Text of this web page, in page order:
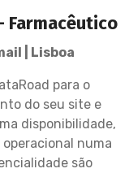
Farmacêutico
| Lisboa
para o
do seu site e
disponibilidade,
numa
são